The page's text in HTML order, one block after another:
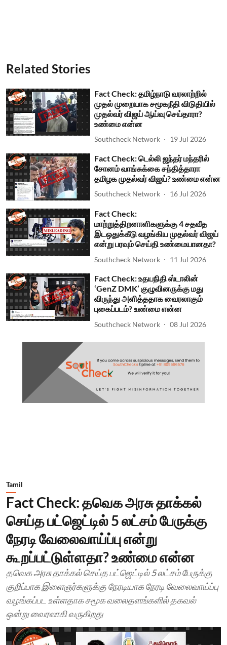
Related Stories
Fact Check: தமிழ்நாடு வரலாற்றில்
முதல் முறையாக சமூகநீதி விடுதியில்
முதல்வர் விஜய் ஆய்வு செய்தாரா?
உண்மை என்ன
Southcheck Network 19 Jul 2026
Fact Check: டெல்லி ஜந்தர் மந்தரில்
சோனம் வாங்சுக்கை சந்தித்தாரா
தமிழக முதல்வர் விஜய்? உண்மை என்ன
Southcheck Network 16 Jul 2026
Fact Check:
மாற்றுத்திறனாளிகளுக்கு 4 சதவீத
இடஒதுக்கீடு வழங்கிய முதல்வர் விஜய்
என்று பரவும் செய்தி உண்மையானதா?
Southcheck Network 11 Jul 2026
Fact Check: உதயநிதி ஸ்டாலின்
‘GenZ DMK’ குழுவினருக்கு மது
விருந்து அளித்ததாக வைரலாகும்
புகைப்படம்? உண்மை என்ன
Southcheck Network 08 Jul 2026
Tamil
Fact Check: தவெக அரசு தாக்கல்
செய்த பட்ஜெட்டில் 5 லட்சம் பேருக்கு
நேரடி வேலைவாய்ப்பு என்று
கூறப்பட்டுள்ளதா? உண்மை என்ன
தவெக அரசு தாக்கல் செய்த பட்ஜெட்டில் 5 லட்சம் பேருக்கு
குறிப்பாக இளைஞர்களுக்கு நேரடியாக நேரடி வேலைவாய்ப்பு
வழங்கப்பட உள்ளதாக சமூக வலைதளங்களில் தகவல்
ஒன்று வைரலாகி வருகிறது